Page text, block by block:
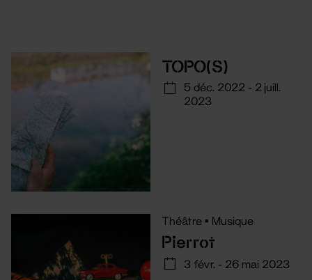
TOPO(S)
5 déc. 2022 - 2 juill.
2023
Théâtre • Musique
Pierrot
3 févr. - 26 mai 2023